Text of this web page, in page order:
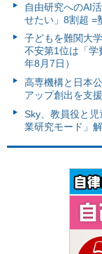
自由研究へのAI
せたい」8割超 =
子どもを難関大
不安第1位は「学
年8月7日）
高専機構と日本
アップ創出を支
Sky、教員役と
業研究モード」